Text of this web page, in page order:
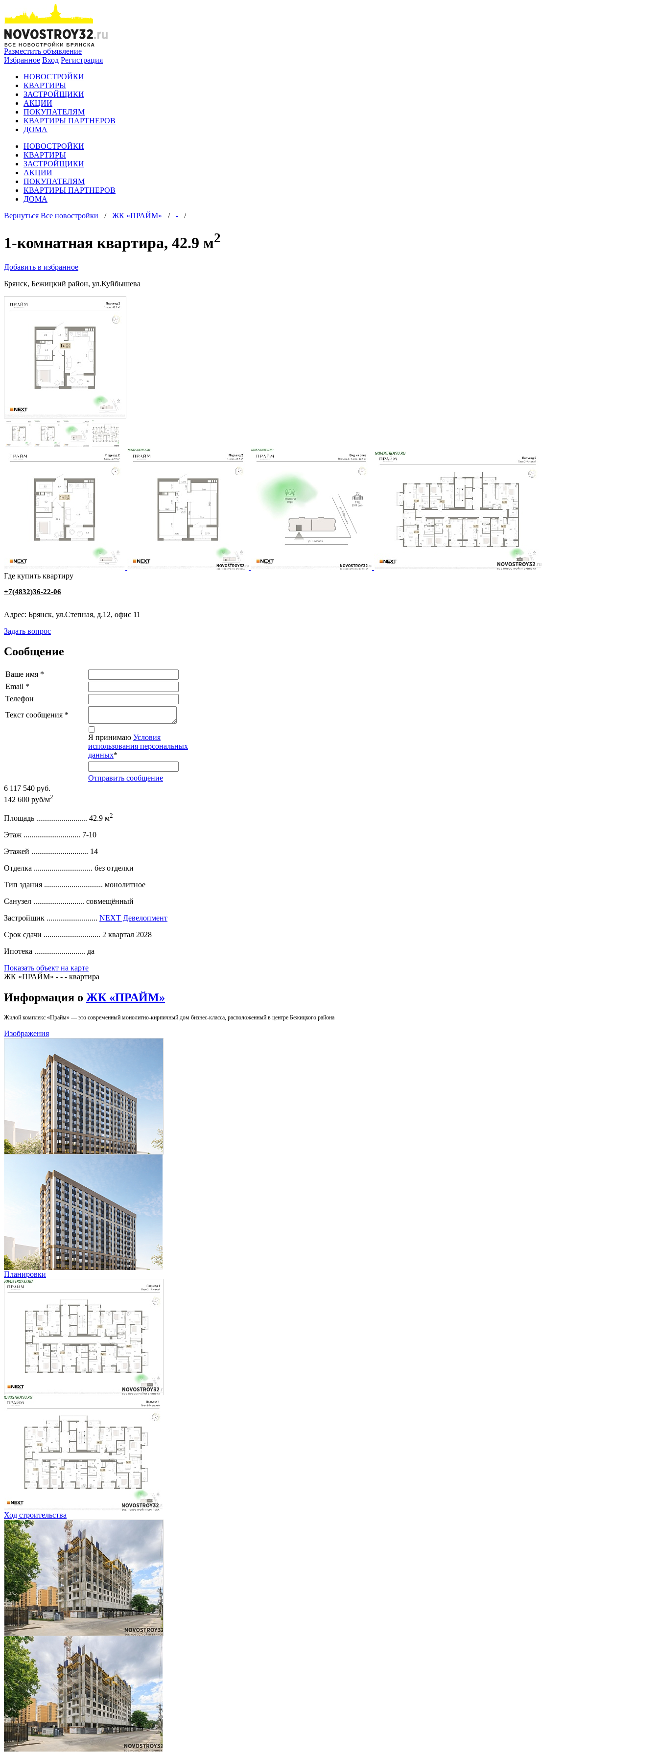
Разместить объявление
Избранное Вход Регистрация
НОВОСТРОЙКИ
КВАРТИРЫ
ЗАСТРОЙЩИКИ
АКЦИИ
ПОКУПАТЕЛЯМ
КВАРТИРЫ ПАРТНЕРОВ
ДОМА
НОВОСТРОЙКИ
КВАРТИРЫ
ЗАСТРОЙЩИКИ
АКЦИИ
ПОКУПАТЕЛЯМ
КВАРТИРЫ ПАРТНЕРОВ
ДОМА
Вернуться Все новостройки / ЖК «ПРАЙМ» / - /
1-комнатная квартира, 42.9 м2
Добавить в избранное
Брянск, Бежицкий район, ул.Куйбышева
Где купить квартиру
+7(4832)36-22-06
Адрес: Брянск, ул.Степная, д.12, офис 11
Задать вопрос
Сообщение
Ваше имя *
Email *
Телефон
Текст сообщения *
Я принимаю Условия
использования персональных
данных*
Отправить сообщение
6 117 540 руб.
142 600 руб/м2
Площадь .......................... 42.9 м2
Этаж ............................. 7-10
Этажей ............................. 14
Отделка .............................. без отделки
Тип здания .............................. монолитное
Санузел .......................... совмещённый
Застройщик .......................... NEXT Девелопмент
Срок сдачи ............................. 2 квартал 2028
Ипотека .......................... да
Показать объект на карте
ЖК «ПРАЙМ» - - - квартира
Информация о ЖК «ПРАЙМ»
Жилой комплекс «Прайм» — это современный монолитно-кирпичный дом бизнес-класса, расположенный в центре Бежицкого района
Изображения
Планировки
Ход строительства